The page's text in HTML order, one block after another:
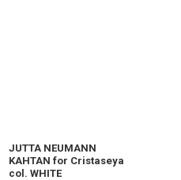
JUTTA NEUMANN
KAHTAN for Cristaseya
col. WHITE